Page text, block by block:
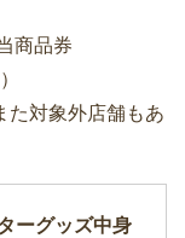
商品券
た対象外店舗もあ
ーグッズ中身